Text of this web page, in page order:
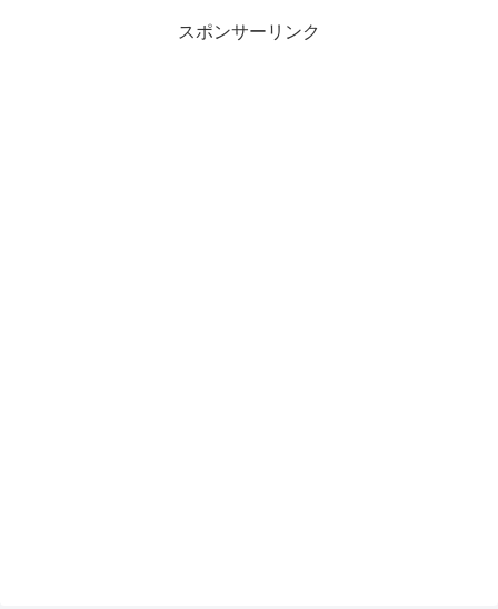
スポンサーリンク